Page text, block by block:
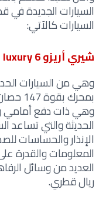
السيارات كالآتي:
شيري أريزو 6 1.5T 2023 luxury
وهي من السيارات
بمحرك
وهي ذات دفع أمامي
الحديثة والتي تساعد
الإنذار والحساسات
المعلومات والقدرة
ريال قطري.